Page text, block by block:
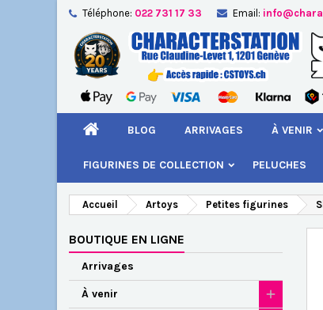
Téléphone: 022 731 17 33 Email:
BLOG ARRIVAGES À VENIR
FIGURINES DE COLLECTION PELUCHES
Accueil Artoys Petites figurines
BOUTIQUE EN LIGNE
Arrivages
À venir